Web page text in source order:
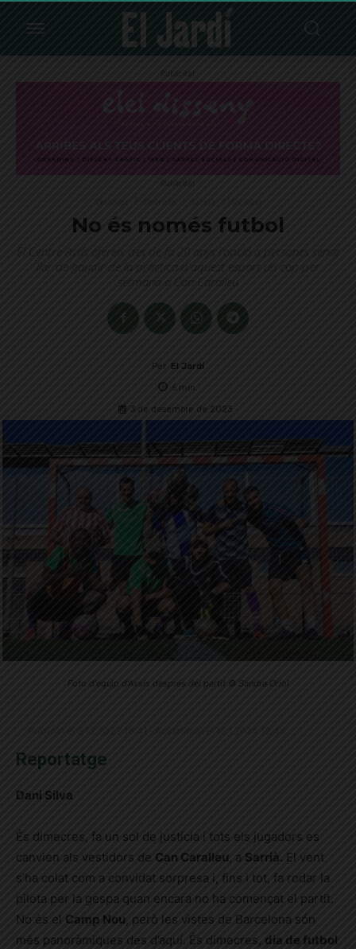
Publicitat
Publicitat
No és només futbol
El Centre Assís ofereix des de fa 20 anys l'opció a persones sense
llar de gaudir de la pràctica d'aquest esport un cop per
setmana a Can Caralleu
Per El Jardí
6 min.
3 de desembre de 2023
Foto d'equip d'Assís després del partit © Sandra Oriol
Reportatge
Dani Silva
És dimecres, fa un sol de justícia i tots els jugadors es
canvien als vestidors de Can Caralleu, a Sarrià. El vent
s’ha colat com a convidat sorpresa i, fins i tot, fa rodar la
pilota per la gespa quan encara no ha començat el partit.
No és el
Camp Nou , però les vistes de Barcelona són
més panoràmiques des d’aquí. És dimecres, dia de futbol